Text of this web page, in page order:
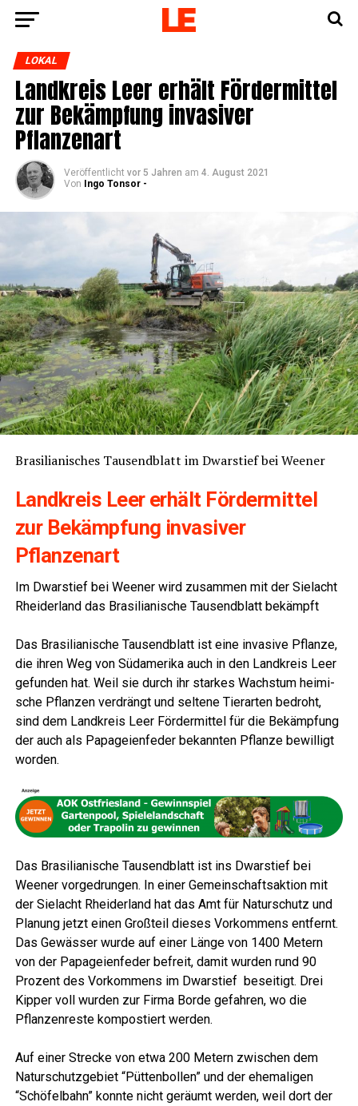
LOKAL
Land­kreis Leer erhält För­der­mit­tel
zur Bekämp­fung inva­si­ver
Pflanzenart
Veröffentlicht vor 5 Jahren am 4. August 2021
Von
Ingo Tonsor -
Bra­si­lia­ni­sches Tau­send­blatt im Dwar­s­tief bei Weener
Land­kreis Leer erhält För­der­mit­tel
zur Bekämp­fung inva­si­ver
Pflanzenart
Im Dwar­s­tief bei Wee­ner wird zusam­men mit der Sie­lacht
Rhei­der­land das Bra­si­lia­ni­sche Tau­send­blatt bekämpft
Das Bra­si­lia­ni­sche Tau­send­blatt ist eine inva­si­ve Pflan­ze,
die ihren Weg von Süd­ame­ri­ka auch in den Land­kreis Leer
gefun­den hat. Weil sie durch ihr star­kes Wachs­tum hei­mi­
sche Pflan­zen ver­drängt und sel­te­ne Tier­ar­ten bedroht,
sind dem Land­kreis Leer För­der­mit­tel für die Bekämp­fung
der auch als Papa­gei­en­fe­der bekann­ten Pflan­ze bewil­ligt
worden.
Das Bra­si­lia­ni­sche Tau­send­blatt ist ins Dwar­s­tief bei
Wee­ner vor­ge­drun­gen. In einer Gemein­schafts­ak­ti­on mit
der Sie­lacht Rhei­der­land hat das Amt für Natur­schutz und
Pla­nung jetzt einen Groß­teil die­ses Vor­kom­mens ent­fernt.
Das Gewäs­ser wur­de auf einer Län­ge von 1400 Metern
von der Papa­gei­en­fe­der befreit, damit wur­den rund 90
Pro­zent des Vor­kom­mens im Dwar­s­tief besei­tigt. Drei
Kip­per voll wur­den zur Fir­ma Bor­de gefah­ren, wo die
Pflan­zen­res­te kom­pos­tiert werden.
Auf einer Stre­cke von etwa 200 Metern zwi­schen dem
Natur­schutz­ge­biet “Püt­ten­bol­len” und der ehe­ma­li­gen
“Schö­fel­bahn” konn­te nicht geräumt wer­den, weil dort der